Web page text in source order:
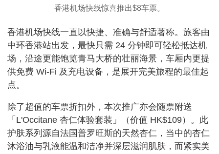
香港机场快线惊喜推出$8车票。
香港机场快线一直以快捷、准确与舒适著称。旅客由
中环香港站出发，最快只需 24 分钟即可轻松抵达机
场，沿途更能饱览青马大桥的壮丽海景，车厢内更提
供免费 Wi-Fi 及充电设备，是展开完美旅程的最佳起
点。
除了超值的车票折扣外，本次推广亦会随票附送
「L'Occitane 杏仁体验套装」（价值 HK$109）。此
护肤系列源自法国普罗旺斯的天然杏仁，当中的杏仁
沐浴油与乳液能温和洁净并深层滋润肌肤，而紧实美